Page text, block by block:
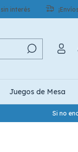
interés
Juegos de Mesa
Si no